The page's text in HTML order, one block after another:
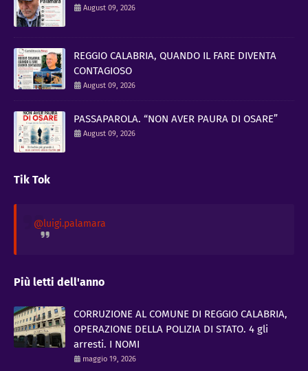
August 09, 2026
REGGIO CALABRIA, QUANDO IL FARE DIVENTA
CONTAGIOSO
August 09, 2026
PASSAPAROLA. “NON AVER PAURA DI OSARE”
August 09, 2026
Tik Tok
@luigi.palamara
Più letti dell'anno
CORRUZIONE AL COMUNE DI REGGIO CALABRIA,
OPERAZIONE DELLA POLIZIA DI STATO. 4 gli
arresti. I NOMI
maggio 19, 2026